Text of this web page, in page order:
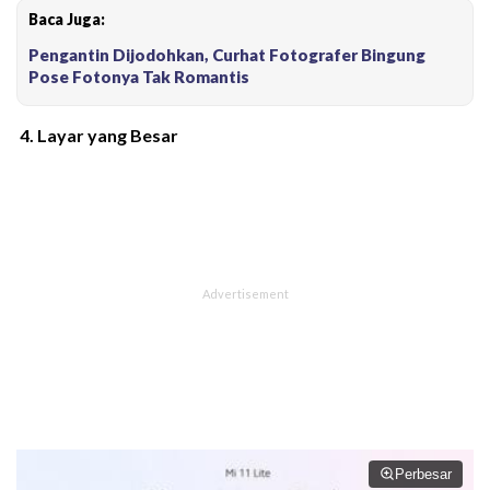
Baca Juga:
Pengantin Dijodohkan, Curhat Fotografer Bingung
Pose Fotonya Tak Romantis
4. Layar yang Besar
Perbesar